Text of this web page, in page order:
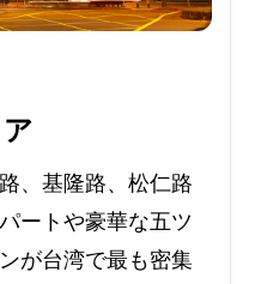
、基隆路、松仁路
ートや豪華な五ツ
が台湾で最も密集